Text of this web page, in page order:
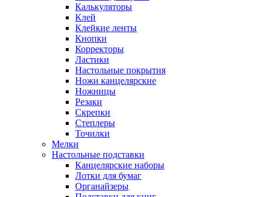
Калькуляторы
Клей
Клейкие ленты
Кнопки
Корректоры
Ластики
Настольные покрытия
Ножи канцелярские
Ножницы
Резаки
Скрепки
Степлеры
Точилки
Мелки
Настольные подставки
Канцелярские наборы
Лотки для бумаг
Органайзеры